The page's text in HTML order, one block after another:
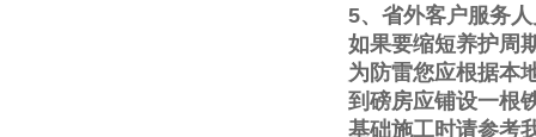
5、省外客户服务
如果要缩短养护周
为防雷您应根据本
到磅房应铺设一根
基础施工时请参考